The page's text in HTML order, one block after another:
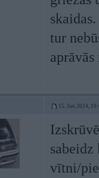
tur
15. Jun 2024,
vītni/